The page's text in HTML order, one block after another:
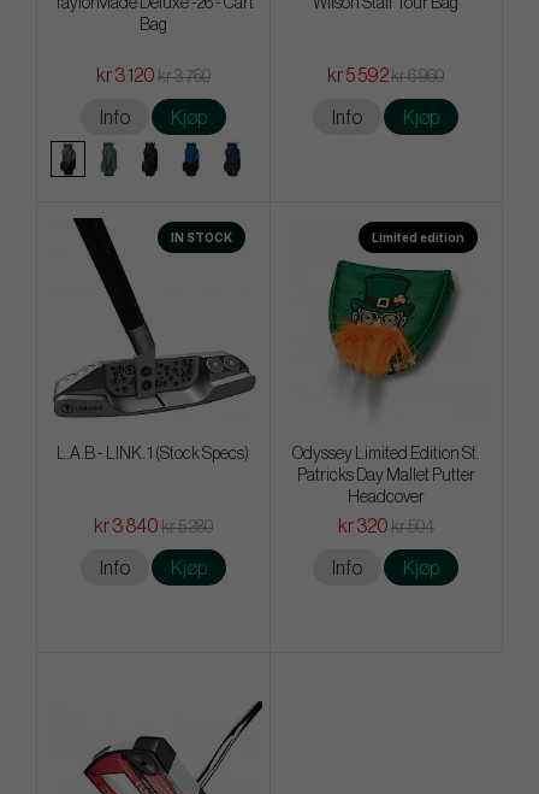
TaylorMade Deluxe -26 - Cart
Bag
kr 3 120 kr 3 760
Info Kjøp
Wilson Staff Tour Bag
kr 5 592kr 6 960
Info Kjøp
IN STOCK
L.A.B - LINK. 1 (Stock Specs)
kr 3 840 kr 5 280
Info Kjøp
Limited edition
Odyssey Limited Edition St.
Patricks Day Mallet Putter
Headcover
kr 320 kr 504
Info Kjøp